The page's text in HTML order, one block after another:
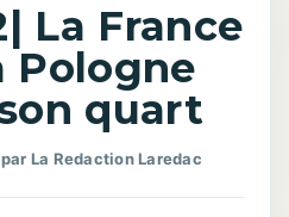
La France
Pologne
quart
La Redaction Laredac